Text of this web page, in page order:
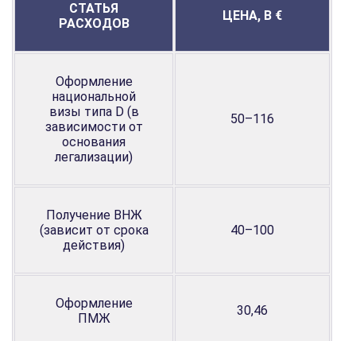
СТАТЬЯ
РАСХОДОВ
ЦЕНА, В €
Оформление
национальной
визы типа D (в
зависимости от
основания
легализации)
50–116
Получение ВНЖ
(зависит от срока
действия)
40–100
Оформление
ПМЖ
30,46